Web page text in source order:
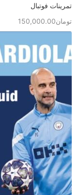
تمرینات فوتبال
تومان150,000.00